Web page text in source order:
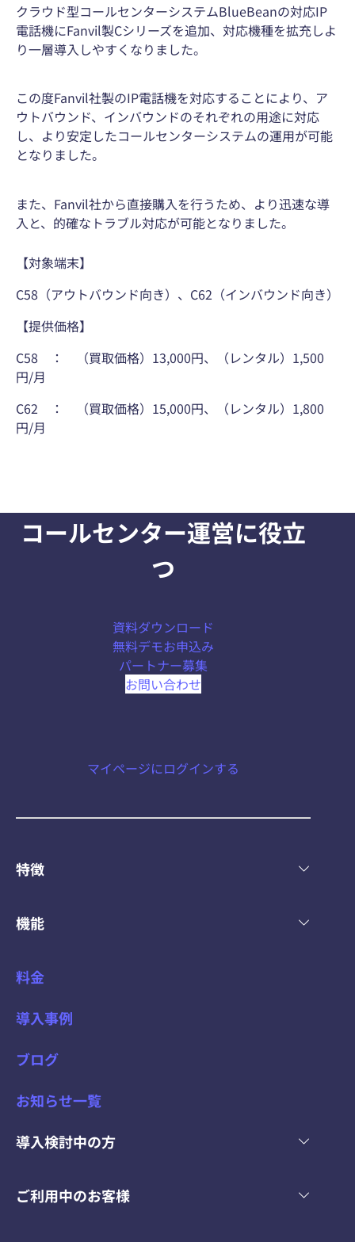
クラウド型コールセンターシステムBlueBeanの対応IP
電話機にFanvil製Cシリーズを追加、対応機種を拡充しよ
り一層導入しやすくなりました。
この度Fanvil社製のIP電話機を対応することにより、ア
ウトバウンド、インバウンドのそれぞれの用途に対応
し、より安定したコールセンターシステムの運用が可能
となりました。
また、Fanvil社から直接購入を行うため、より迅速な導
入と、的確なトラブル対応が可能となりました。
【対象端末】
C58（アウトバウンド向き）、C62（インバウンド向き）
【提供価格】
C58 ： （買取価格）13,000円、（レンタル）1,500
円/月
C62 ： （買取価格）15,000円、（レンタル）1,800
円/月
コールセンター運営に役立
つ
資料ダウンロード
無料デモお申込み
パートナー募集
お問い合わせ
マイページにログインする
特徴
機能
料金
導入事例
ブログ
お知らせ一覧
導入検討中の方
ご利用中のお客様